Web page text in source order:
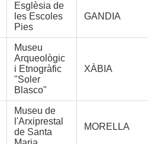
Esglèsia de
les Escoles
Pies
GANDIA
Museu
Arqueològic
i Etnogràfic
"Soler
Blasco"
XÀBIA
Museu de
l'Arxiprestal
de Santa
MORELLA